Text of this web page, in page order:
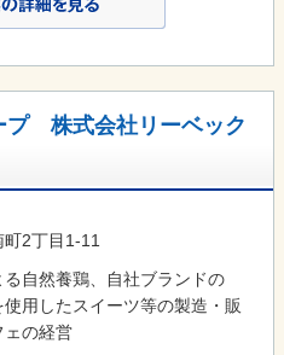
プ 株式会社リーベック
2丁目1-11
自然養鶏、自社ブランドの
使用したスイーツ等の製造・販
ェの経営